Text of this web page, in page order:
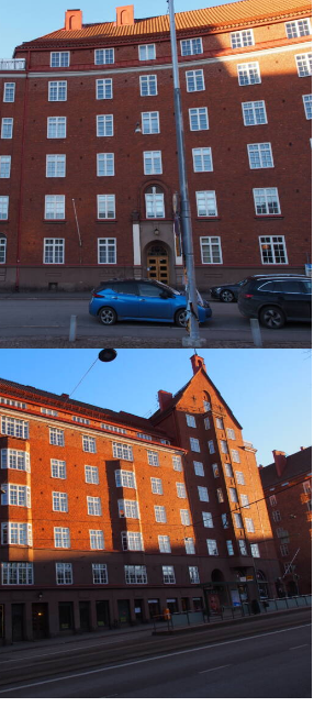
https://saumasters.fi/wp-
content/uploads/2025/12/
https://saumasters.fi/wp-
content/uploads/2025/12/